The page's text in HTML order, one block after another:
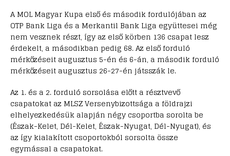
A MOL Magyar Kupa első és második fordulójában az
OTP Bank Liga és a Merkantil Bank Liga együttesei még
nem vesznek részt, így az első körben 136 csapat lesz
érdekelt, a másodikban pedig 68. Az első forduló
mérkőzéseit augusztus 5-én és 6-án, a második forduló
mérkőzéseit augusztus 26-27-én játsszák le.
Az 1. és a 2. forduló sorsolása előtt a résztvevő
csapatokat az MLSZ Versenybizottsága a földrajzi
elhelyezkedésük alapján négy csoportba sorolta be
(Észak-Kelet, Dél-Kelet, Észak-Nyugat, Dél-Nyugat), és
az így kialakított csoportokból sorsolta össze
egymással a csapatokat.